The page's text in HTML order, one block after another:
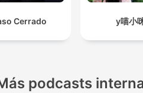
Cerrado y喵小
podcasts